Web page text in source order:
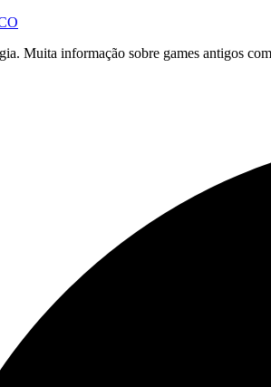
Muita informação sobre games antigos